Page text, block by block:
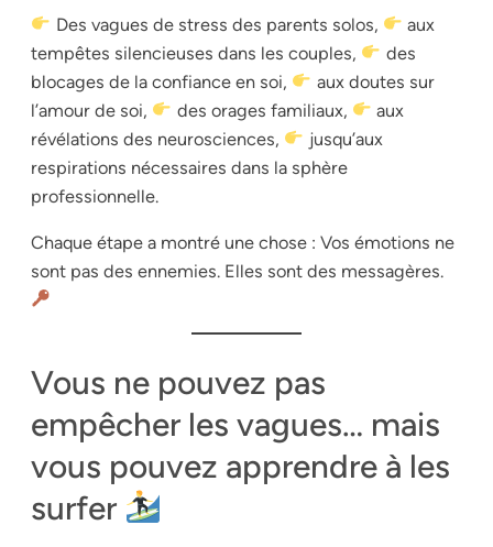
Des vagues de stress des parents solos,
aux
tempêtes silencieuses dans les couples,
des
blocages de la confiance en soi,
aux doutes sur
l’amour de soi,
des orages familiaux,
aux
révélations des neurosciences,
jusqu’aux
respirations nécessaires dans la sphère
professionnelle.
Chaque étape a montré une chose : Vos émotions ne
sont pas des ennemies. Elles sont des messagères.
Vous ne pouvez pas
empêcher les vagues… mais
vous pouvez apprendre à les
surfer